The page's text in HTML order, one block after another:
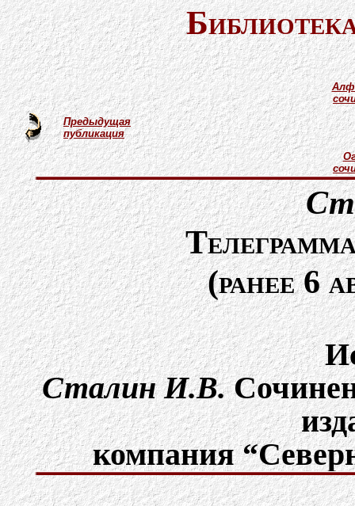
Предыдущая
публикация
(ранее 6
Сталин И.В.
компания